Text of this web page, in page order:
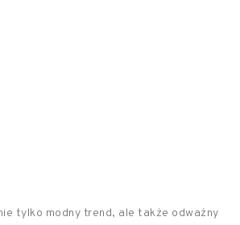
tylko modny trend, ale także odważny